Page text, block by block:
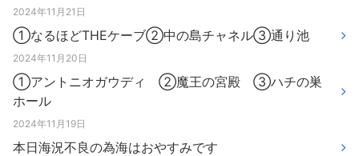
2024年11月21日
①なるほどTHEケーブ②中の島チャネル③通り池
2024年11月20日
①アントニオガウディ ②魔王の宮殿 ③ハチの巣
ホール
2024年11月19日
本日海況不良の為海はおやすみです